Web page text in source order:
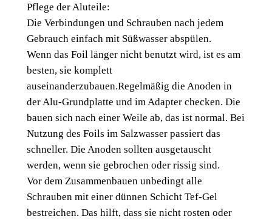
0
M
e
n
g
e
Pflege der Aluteile:
Die Verbindungen und Schrauben nach jedem
Gebrauch einfach mit Süßwasser abspülen.
Wenn das Foil länger nicht benutzt wird, ist es am
besten, sie komplett
auseinanderzubauen.Regelmäßig die Anoden in
der Alu-Grundplatte und im Adapter checken. Die
bauen sich nach einer Weile ab, das ist normal. Bei
Nutzung des Foils im Salzwasser passiert das
schneller. Die Anoden sollten ausgetauscht
werden, wenn sie gebrochen oder rissig sind.
Vor dem Zusammenbauen unbedingt alle
Schrauben mit einer dünnen Schicht Tef-Gel
bestreichen. Das hilft, dass sie nicht rosten oder